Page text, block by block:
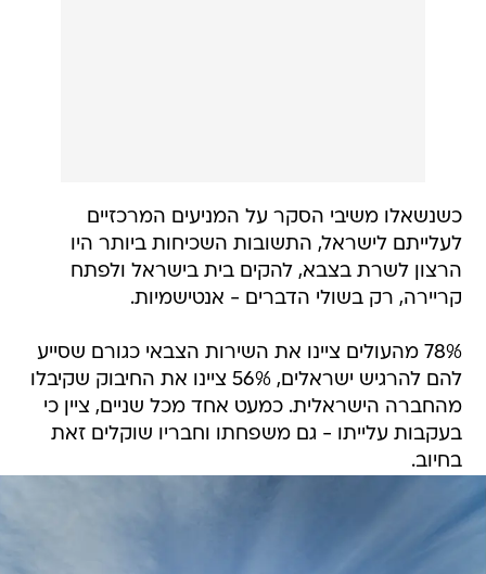
כשנשאלו משיבי הסקר על המניעים המרכזיים
לעלייתם לישראל, התשובות השכיחות ביותר היו
הרצון לשרת בצבא, להקים בית בישראל ולפתח
קריירה, רק בשולי הדברים - אנטישמיות.
78% מהעולים ציינו את השירות הצבאי כגורם שסייע
להם להרגיש ישראלים, 56% ציינו את החיבוק שקיבלו
מהחברה הישראלית. כמעט אחד מכל שניים, ציין כי
בעקבות עלייתו - גם משפחתו וחבריו שוקלים זאת
בחיוב.